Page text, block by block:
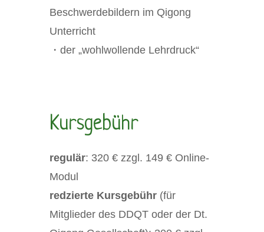
Beschwerdebildern im Qigong
Unterricht
・der „wohlwollende Lehrdruck“
Kursgebühr
regulär: 320 € zzgl. 149 € Online-
Modul
redzierte Kursgebühr (für
Mitglieder des DDQT oder der Dt.